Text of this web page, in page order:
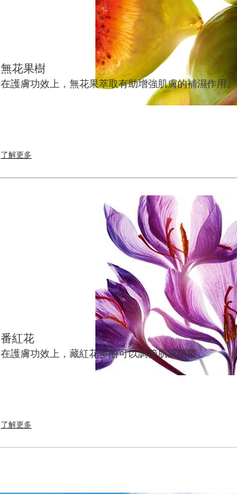
無花果樹
在護膚功效上，無花果萃取有助增強肌膚的補濕作用。
了解更多
番紅花
在護膚功效上，藏紅花多酚可以調節肌膚菌叢。
了解更多